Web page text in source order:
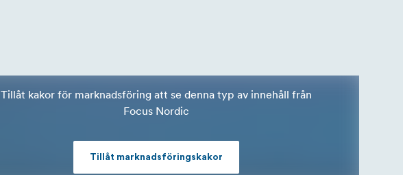
Tillåt kakor för marknadsföring att se denna typ av innehåll från
Focus Nordic
Tillåt marknadsföringskakor